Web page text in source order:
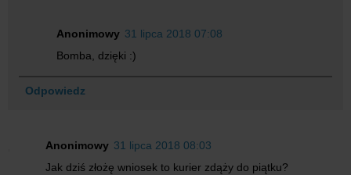
Anonimowy 31 lipca 2018 07:08
Bomba, dzięki :)
Odpowiedz
Anonimowy 31 lipca 2018 08:03
Jak dziś złożę wniosek to kurier zdąży do piątku?